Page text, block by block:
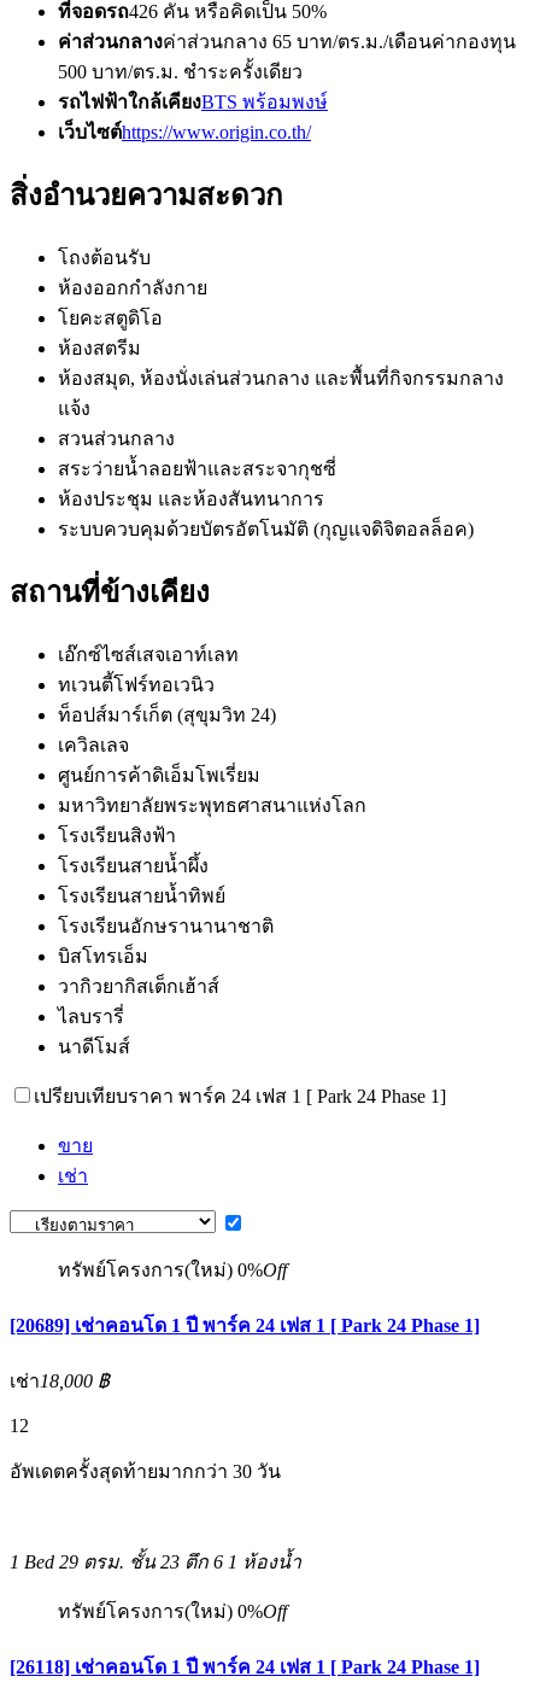
ที่จอดรถ426 คัน หรือคิดเป็น 50%
ค่าส่วนกลางค่าส่วนกลาง 65 บาท/ตร.ม./เดือนค่ากองทุน
500 บาท/ตร.ม. ชำระครั้งเดียว
รถไฟฟ้าใกล้เคียงBTS พร้อมพงษ์
เว็บไซต์https://www.origin.co.th/
สิ่งอำนวยความสะดวก
โถงต้อนรับ
ห้องออกกำลังกาย
โยคะสตูดิโอ
ห้องสตรีม
ห้องสมุด, ห้องนั่งเล่นส่วนกลาง และพื้นที่กิจกรรมกลาง
แจ้ง
สวนส่วนกลาง
สระว่ายน้ำลอยฟ้าและสระจากุชซี่
ห้องประชุม และห้องสันทนาการ
ระบบควบคุมด้วยบัตรอัตโนมัติ (กุญแจดิจิตอลล็อค)
สถานที่ข้างเคียง
เอ๊กซ์ไซส์เสจเอาท์เลท
ทเวนตี้โฟร์ทอเวนิว
ท็อปส์มาร์เก็ต (สุขุมวิท 24)
เควิลเลจ
ศูนย์การค้าดิเอ็มโพเรี่ยม
มหาวิทยาลัยพระพุทธศาสนาแห่งโลก
โรงเรียนสิงฟ้า
โรงเรียนสายน้ำผึ้ง
โรงเรียนสายน้ำทิพย์
โรงเรียนอักษรานานาชาติ
บิสโทรเอ็ม
วากิวยากิสเต็กเฮ้าส์
ไลบรารี่
นาดีโมส์
เปรียบเทียบราคา พาร์ค 24 เฟส 1 [ Park 24 Phase 1]
ขาย
เช่า
ทรัพย์โครงการ(ใหม่) 0%Off
[20689] เช่าคอนโด 1 ปี พาร์ค 24 เฟส 1 [ Park 24 Phase 1]
เช่า18,000 ฿
12
อัพเดตครั้งสุดท้ายมากกว่า 30 วัน
1 Bed 29 ตรม. ชั้น 23 ตึก 6 1 ห้องน้ำ
ทรัพย์โครงการ(ใหม่) 0%Off
[26118] เช่าคอนโด 1 ปี พาร์ค 24 เฟส 1 [ Park 24 Phase 1]